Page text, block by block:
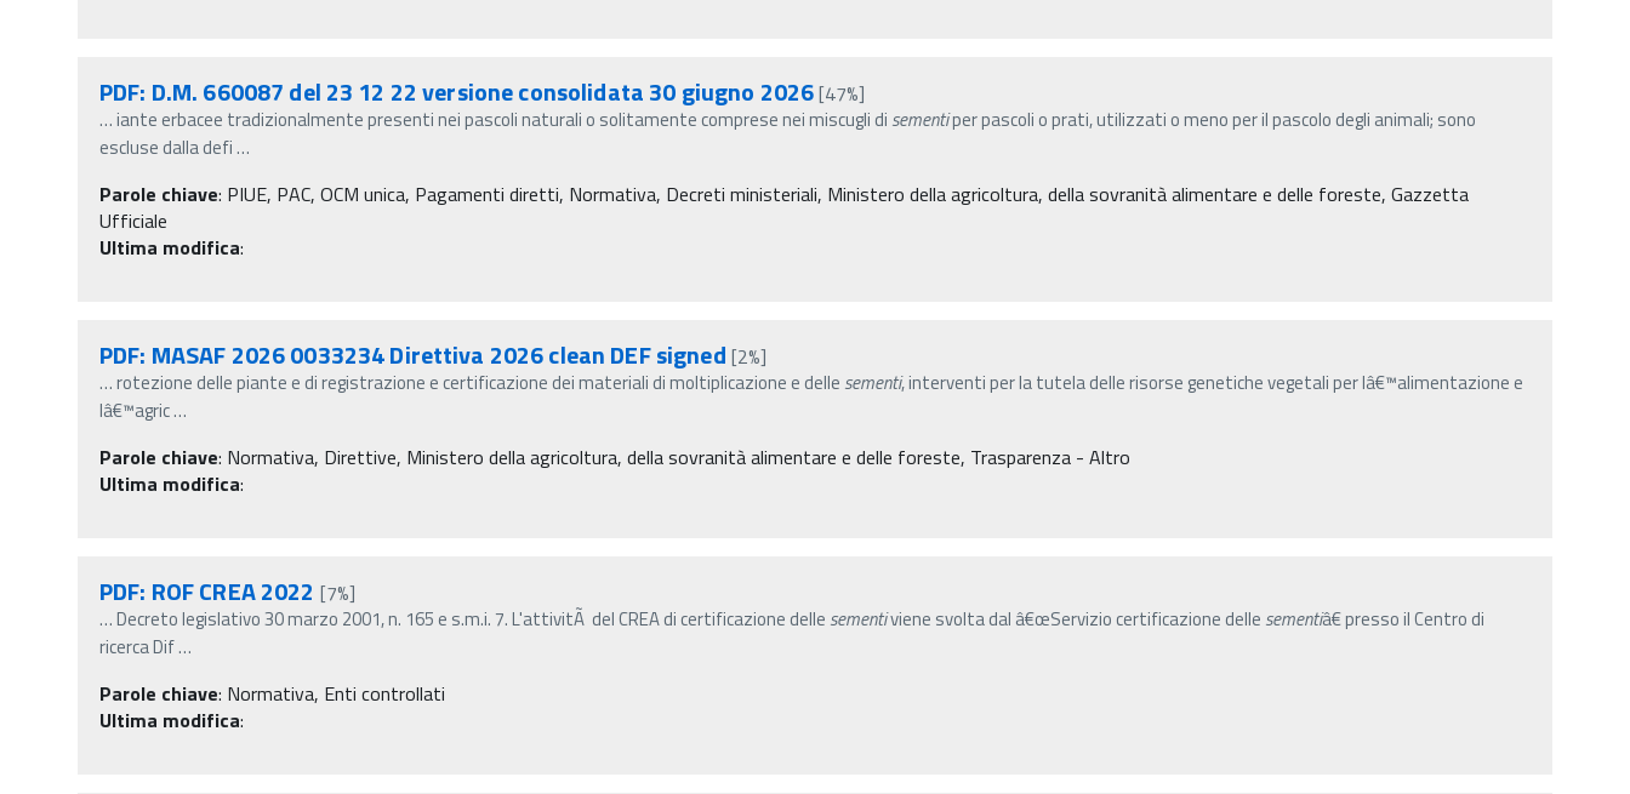
PDF: D.M. 660087 del 23 12 22 versione consolidata 30 giugno 2026[47%]
…iante erbacee tradizionalmente presenti nei pascoli naturali o solitamente comprese nei miscugli di sementiper pascoli o prati, utilizzati o meno per il pascolo degli animali; sono
escluse dalla defi…
Parole chiave: PIUE, PAC, OCM unica, Pagamenti diretti, Normativa, Decreti ministeriali, Ministero della agricoltura, della sovranità alimentare e delle foreste, Gazzetta
Ufficiale
Ultima modifica:
PDF: MASAF 2026 0033234 Direttiva 2026 clean DEF signed [2%]
…rotezione delle piante e di registrazione e certificazione dei materiali di moltiplicazione e delle sementi, interventi per la tutela delle risorse genetiche vegetali per lâ€™alimentazione e
lâ€™agric…
Parole chiave: Normativa, Direttive, Ministero della agricoltura, della sovranità alimentare e delle foreste, Trasparenza - Altro
Ultima modifica:
PDF: ROF CREA 2022 [7%]
…Decreto legislativo 30 marzo 2001, n. 165 e s.m.i. 7. L'attivitÃ del CREA di certificazione delle sementiviene svolta dal â€œServizio certificazione delle sementiâ€ presso il Centro di
ricerca Dif…
Parole chiave: Normativa, Enti controllati
Ultima modifica: